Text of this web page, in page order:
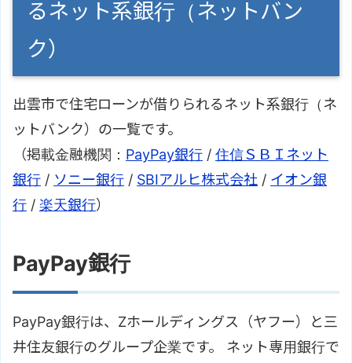
るネット系銀行（ネットバン
ク）
出雲市で住宅ローンが借りられるネット系銀行（ネ
ットバンク）の一覧です。
（掲載金融機関： PayPay銀行 / 住信ＳＢＩネット
銀行 / ソニー銀行 / SBIアルヒ株式会社 / イオン銀
行 / 楽天銀行）
PayPay銀行
PayPay銀行は、Zホールディングス（ヤフー）と三
井住友銀行のグループ企業です。 ネット専用銀行で